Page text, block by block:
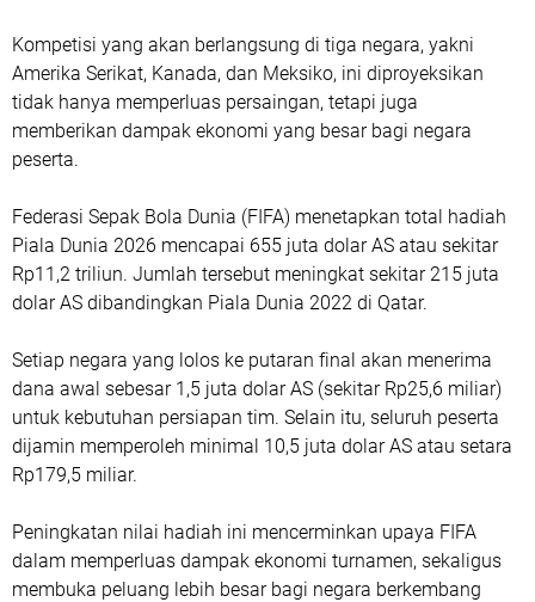
Kompetisi yang akan berlangsung di tiga negara, yakni
Amerika Serikat, Kanada, dan Meksiko, ini diproyeksikan
tidak hanya memperluas persaingan, tetapi juga
memberikan dampak ekonomi yang besar bagi negara
peserta.
Federasi Sepak Bola Dunia (FIFA) menetapkan total hadiah
Piala Dunia 2026 mencapai 655 juta dolar AS atau sekitar
Rp11,2 triliun. Jumlah tersebut meningkat sekitar 215 juta
dolar AS dibandingkan Piala Dunia 2022 di Qatar.
Setiap negara yang lolos ke putaran final akan menerima
dana awal sebesar 1,5 juta dolar AS (sekitar Rp25,6 miliar)
untuk kebutuhan persiapan tim. Selain itu, seluruh peserta
dijamin memperoleh minimal 10,5 juta dolar AS atau setara
Rp179,5 miliar.
Peningkatan nilai hadiah ini mencerminkan upaya FIFA
dalam memperluas dampak ekonomi turnamen, sekaligus
membuka peluang lebih besar bagi negara berkembang